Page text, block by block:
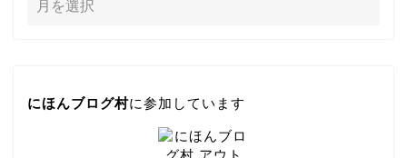
にほんブログ村に参加しています